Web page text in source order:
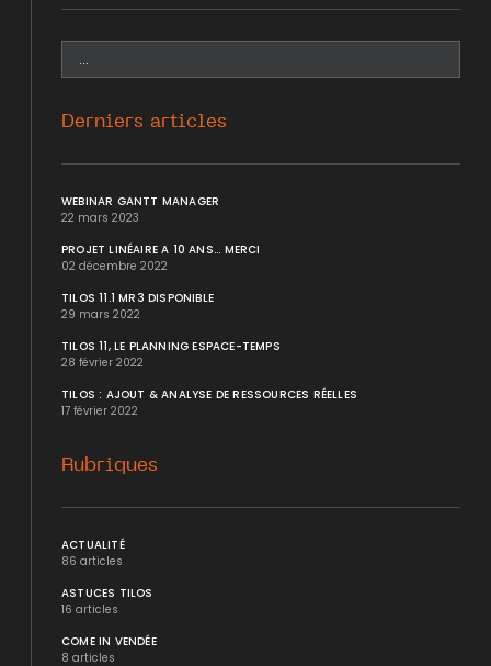
Derniers articles
WEBINAR GANTT MANAGER
22 mars 2023
PROJET LINÉAIRE A 10 ANS... MERCI
02 décembre 2022
TILOS 11.1 MR3 DISPONIBLE
29 mars 2022
TILOS 11, LE PLANNING ESPACE-TEMPS
28 février 2022
TILOS : AJOUT & ANALYSE DE RESSOURCES RÉELLES
17 février 2022
Rubriques
ACTUALITÉ
86 articles
ASTUCES TILOS
16 articles
COME IN VENDÉE
8 articles